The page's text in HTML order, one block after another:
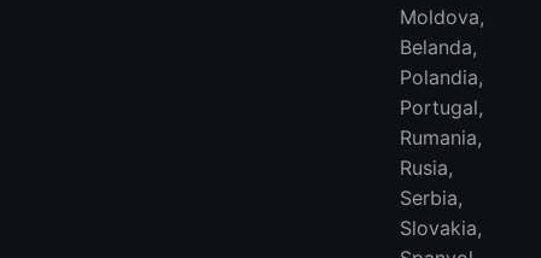
Moldova,
Belanda,
Polandia,
Portugal,
Rumania,
Rusia,
Serbia,
Slovakia,